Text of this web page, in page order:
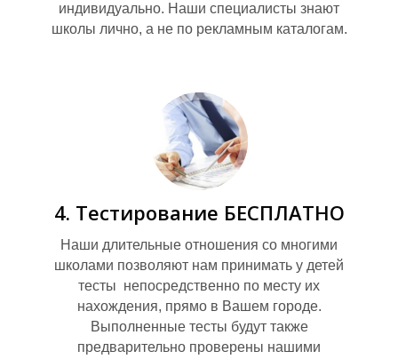
Е
индивидуально. Наши специалисты знают
школы лично, а не по рекламным каталогам.
4. Тестирование БЕСПЛАТНО
Наши длительные отношения со многими
школами позволяют нам принимать у детей
тесты непосредственно по месту их
нахождения, прямо в Вашем городе.
Выполненные тесты будут также
предварительно проверены нашими